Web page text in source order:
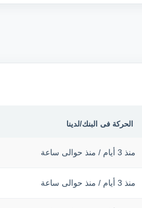
الحركة فى البنك/لدينا
منذ 3 أيام / منذ حوالى ساعة
منذ 3 أيام / منذ حوالى ساعة